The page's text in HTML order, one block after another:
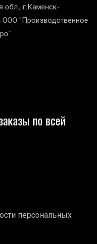
обл., г.Каменск-
ООО "Производственное
по всей
персональных